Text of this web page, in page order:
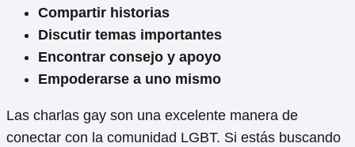
Compartir historias
Discutir temas importantes
Encontrar consejo y apoyo
Empoderarse a uno mismo
Las charlas gay son una excelente manera de
conectar con la comunidad LGBT. Si estás buscando